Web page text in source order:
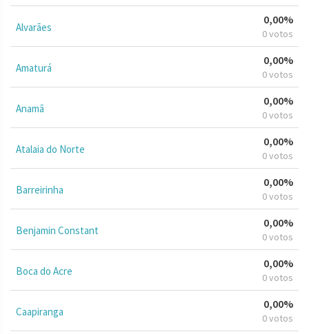
Alvarães
0,00%
0 votos
Amaturá
0,00%
0 votos
Anamã
0,00%
0 votos
Atalaia do Norte
0,00%
0 votos
Barreirinha
0,00%
0 votos
Benjamin Constant
0,00%
0 votos
Boca do Acre
0,00%
0 votos
Caapiranga
0,00%
0 votos